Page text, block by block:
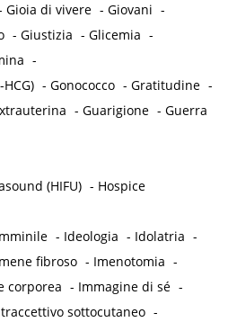
Gioia di vivere -Giovani -
-Giustizia -Glicemia -
-
-Gonococco -Gratitudine -
-Guarigione -Guerra
(HIFU) - Hospice
- Ideologia - Idolatria -
fibroso - Imenotomia -
corporea - Immagine di sé -
sottocutaneo -